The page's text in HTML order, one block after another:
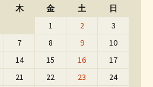
木 金 土 日
1 2
3
7 8 9
10
14 15 16
17
21 22 23
24